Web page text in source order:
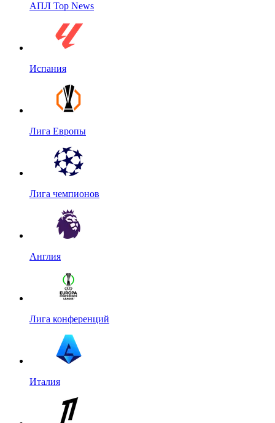
АПЛ Top News
Испания
Лига Европы
Лига чемпионов
Англия
Лига конференций
Италия